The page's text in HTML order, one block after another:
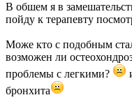
В обшем я в
пойду к терапевту
Може кто с подобным
возможен ли
проблемы с легкими?
бронхита